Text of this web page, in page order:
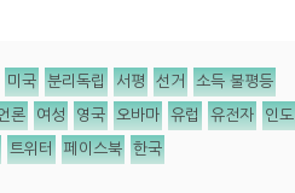
미국 분리독립 서평 선거 소득 불평등
론 여성 영국 오바마 유럽 유전자 인도
트위터 페이스북 한국